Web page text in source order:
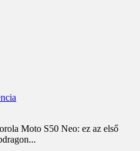
Moto S50 Neo: ez az első